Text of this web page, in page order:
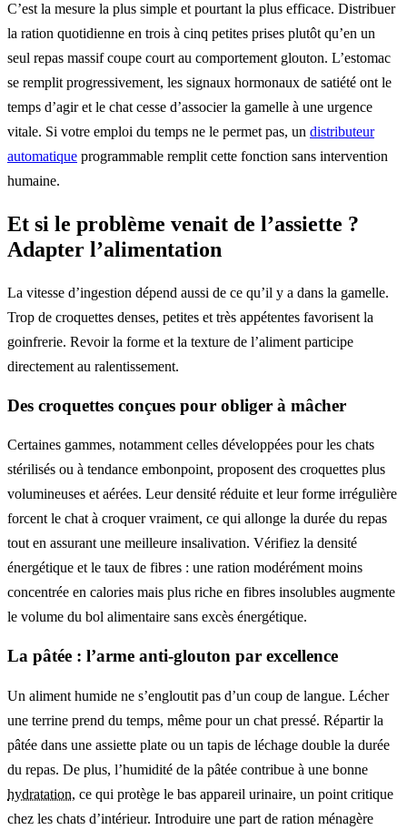
C’est la mesure la plus simple et pourtant la plus efficace. Distribuer
la ration quotidienne en trois à cinq petites prises plutôt qu’en un
seul repas massif coupe court au comportement glouton. L’estomac
se remplit progressivement, les signaux hormonaux de satiété ont le
temps d’agir et le chat cesse d’associer la gamelle à une urgence
vitale. Si votre emploi du temps ne le permet pas, un distributeur
automatique programmable remplit cette fonction sans intervention
humaine.
Et si le problème venait de l’assiette ?
Adapter l’alimentation
La vitesse d’ingestion dépend aussi de ce qu’il y a dans la gamelle.
Trop de croquettes denses, petites et très appétentes favorisent la
goinfrerie. Revoir la forme et la texture de l’aliment participe
directement au ralentissement.
Des croquettes conçues pour obliger à mâcher
Certaines gammes, notamment celles développées pour les chats
stérilisés ou à tendance embonpoint, proposent des croquettes plus
volumineuses et aérées. Leur densité réduite et leur forme irrégulière
forcent le chat à croquer vraiment, ce qui allonge la durée du repas
tout en assurant une meilleure insalivation. Vérifiez la densité
énergétique et le taux de fibres : une ration modérément moins
concentrée en calories mais plus riche en fibres insolubles augmente
le volume du bol alimentaire sans excès énergétique.
La pâtée : l’arme anti-glouton par excellence
Un aliment humide ne s’engloutit pas d’un coup de langue. Lécher
une terrine prend du temps, même pour un chat pressé. Répartir la
pâtée dans une assiette plate ou un tapis de léchage double la durée
du repas. De plus, l’humidité de la pâtée contribue à une bonne
hydratation, ce qui protège le bas appareil urinaire, un point critique
chez les chats d’intérieur. Introduire une part de ration ménagère